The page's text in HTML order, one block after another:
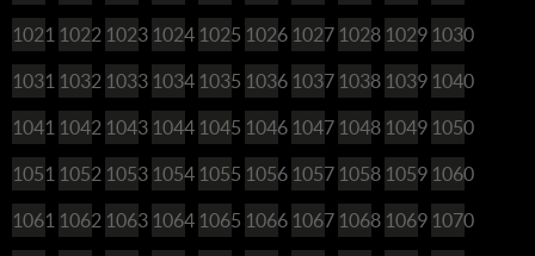
1021 1022 1023 1024 1025 1026 1027 1028 1029 1030
1031 1032 1033 1034 1035 1036 1037 1038 1039 1040
1041 1042 1043 1044 1045 1046 1047 1048 1049 1050
1051 1052 1053 1054 1055 1056 1057 1058 1059 1060
1061 1062 1063 1064 1065 1066 1067 1068 1069 1070